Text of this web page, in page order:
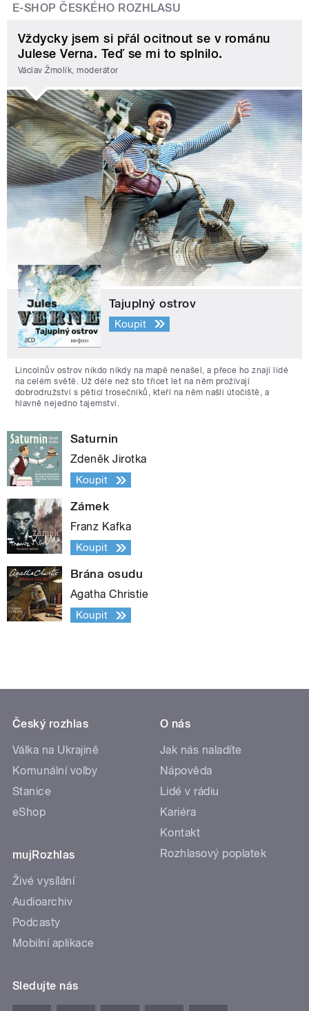
E-SHOP ČESKÉHO ROZHLASU
Vždycky jsem si přál ocitnout se v románu
Julese Verna. Teď se mi to splnilo.
Václav Žmolík, moderátor
Tajuplný ostrov
Koupit
Lincolnův ostrov nikdo nikdy na mapě nenašel, a přece ho znají lidé
na celém světě. Už déle než sto třicet let na něm prožívají
dobrodružství s pěticí trosečníků, kteří na něm našli útočiště, a
hlavně nejedno tajemství.
Saturnin
Zdeněk Jirotka
Koupit
Zámek
Franz Kafka
Koupit
Brána osudu
Agatha Christie
Koupit
Český rozhlas
Válka na Ukrajině
Komunální volby
Stanice
eShop
mujRozhlas
Živé vysílání
Audioarchiv
Podcasty
Mobilní aplikace
O nás
Jak nás naladíte
Nápověda
Lidé v rádiu
Kariéra
Kontakt
Rozhlasový poplatek
Sledujte nás